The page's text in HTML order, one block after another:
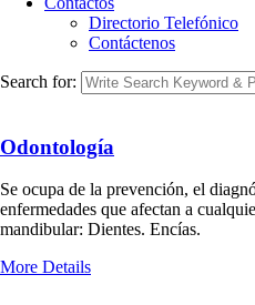
Directorio Telefónico
Contáctenos
Search for:
Odontología
Se ocupa de la prevención, el
enfermedades que afectan a
mandibular: Dientes. Encías.
More Details